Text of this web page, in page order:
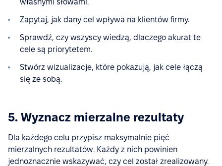
własnymi słowami.
Zapytaj, jak dany cel wpływa na klientów firmy.
Sprawdź, czy wszyscy wiedzą, dlaczego akurat te
cele są priorytetem.
Stwórz wizualizacje, które pokazują, jak cele łączą
się ze sobą.
5. Wyznacz mierzalne rezultaty
Dla każdego celu przypisz maksymalnie pięć
mierzalnych rezultatów. Każdy z nich powinien
jednoznacznie wskazywać, czy cel został zrealizowany.